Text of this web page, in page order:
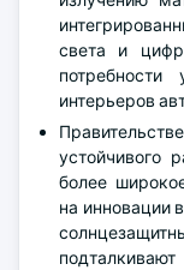
света и
интерьеров
устойчивого
более
на инновации